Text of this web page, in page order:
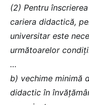
(2) Pentru
cariera didactică,
universitar este
următoarelor
…
b) vechime minimă
didactic în